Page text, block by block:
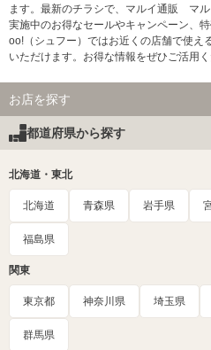
ます。最新のチラシで、マルイ通販 マ
実施中のお得なセールやキャンペーン、
oo!（シュフー）ではお近くの店舗で使え
いただけます。お得な情報をぜひご活用く
お店を探す
都道府県から探す
北海道・東北
北海道 青森県 岩手県
福島県
関東
東京都 神奈川県 埼玉県
群馬県